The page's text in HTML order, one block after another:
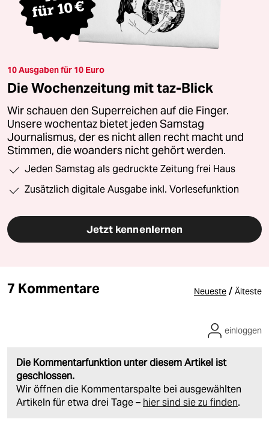
10 Ausgaben für 10 Euro
Die Wochenzeitung mit taz-Blick
Wir schauen den Superreichen auf die Finger.
Unsere wochentaz bietet jeden Samstag
Journalismus, der es nicht allen recht macht und
Stimmen, die woanders nicht gehört werden.
Jeden Samstag als gedruckte Zeitung frei Haus
Zusätzlich digitale Ausgabe inkl. Vorlesefunktion
Jetzt kennenlernen
7 Kommentare Neueste / Älteste
Die Kommentarfunktion unter diesem Artikel ist
geschlossen.
Wir öffnen die Kommentarspalte bei ausgewählten
Artikeln für etwa drei Tage – hier sind sie zu finden.
einloggen